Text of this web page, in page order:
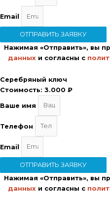
Email
ОТПРАВИТЬ ЗАЯВКУ
Нажимая «Отправить», вы
данных и согласны с
Серебряный ключ
Стоимость: 3.000 ₽
Ваше имя
Телефон
Email
ОТПРАВИТЬ ЗАЯВКУ
Нажимая «Отправить», вы
данных и согласны с